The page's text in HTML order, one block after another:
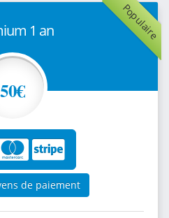
Populaire
1 an
50€
de paiement